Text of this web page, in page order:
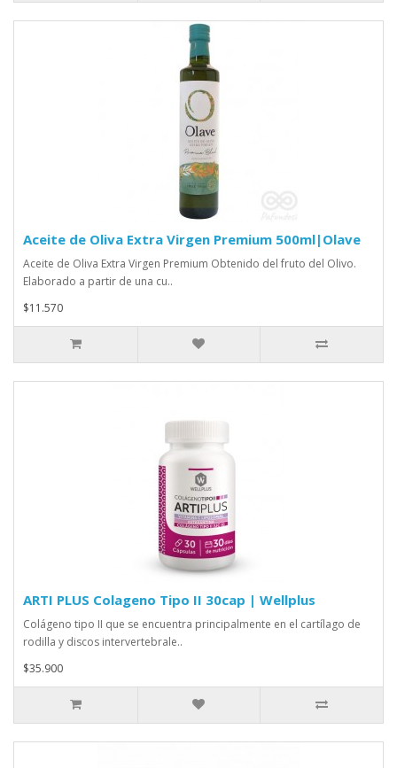
Aceite de Oliva Extra Virgen Premium 500ml|Olave
Aceite de Oliva Extra Virgen Premium Obtenido del fruto del Olivo.
Elaborado a partir de una cu..
$11.570
ARTI PLUS Colageno Tipo II 30cap | Wellplus
Colágeno tipo II que se encuentra principalmente en el cartílago de
rodilla y discos intervertebrale..
$35.900